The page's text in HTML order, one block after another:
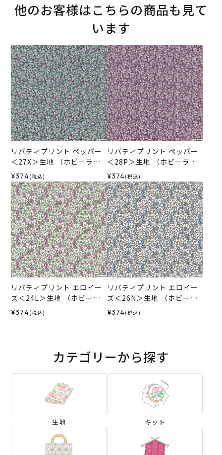
他のお客様はこちらの商品も見て
います
リバティプリント ペッパー
＜27X＞生地 （ホビーラホ
ビーレオリジナル）2025A
W
¥374 (税込)
リバティプリント ペッパー
＜28P＞生地 （ホビーラホ
ビーレオリジナル）2025A
W
¥374 (税込)
リバティプリント エロイー
ズ＜24L＞生地 （ホビーラ
ホビーレオリジナル）2025
¥374 (税込)
リバティプリント エロイー
ズ＜26N＞生地 （ホビーラ
ホビーレオリジナル）2025
¥374 (税込)
カテゴリーから探す
生地 キット